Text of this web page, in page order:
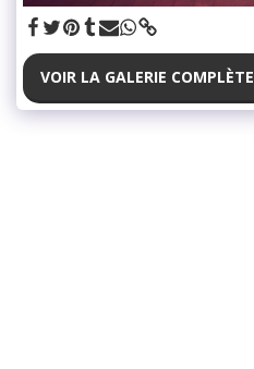
VOIR LA GALERIE COMPLÈTE